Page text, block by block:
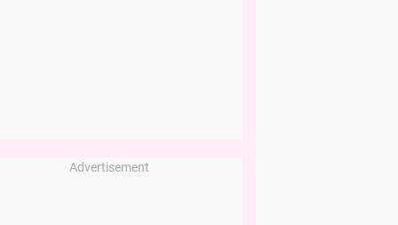
Advertisement